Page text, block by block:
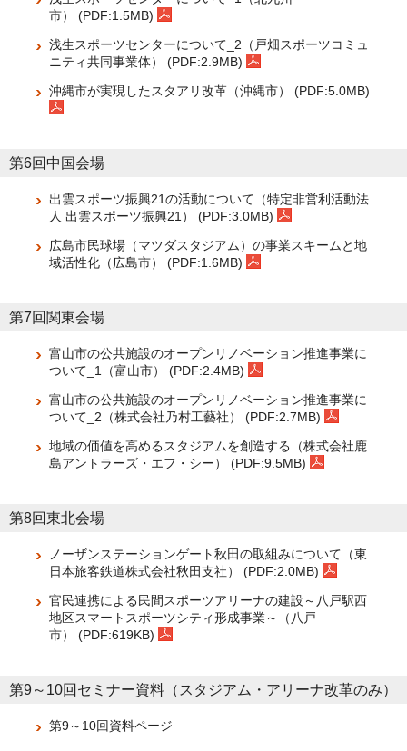
市） (PDF:1.5MB)
浅生スポーツセンターについて_2（戸畑スポーツコミュ
ニティ共同事業体） (PDF:2.9MB)
沖縄市が実現したスタアリ改革（沖縄市） (PDF:5.0MB)
第6回中国会場
出雲スポーツ振興21の活動について（特定非営利活動法
人 出雲スポーツ振興21） (PDF:3.0MB)
広島市民球場（マツダスタジアム）の事業スキームと地
域活性化（広島市） (PDF:1.6MB)
第7回関東会場
富山市の公共施設のオープンリノベーション推進事業に
ついて_1（富山市） (PDF:2.4MB)
富山市の公共施設のオープンリノベーション推進事業に
ついて_2（株式会社乃村工藝社） (PDF:2.7MB)
地域の価値を高めるスタジアムを創造する（株式会社鹿
島アントラーズ・エフ・シー） (PDF:9.5MB)
第8回東北会場
ノーザンステーションゲート秋田の取組みについて（東
日本旅客鉄道株式会社秋田支社） (PDF:2.0MB)
官民連携による民間スポーツアリーナの建設～八戸駅西
地区スマートスポーツシティ形成事業～（八戸
市） (PDF:619KB)
第9～10回セミナー資料（スタジアム・アリーナ改革のみ）
第9～10回資料ページ